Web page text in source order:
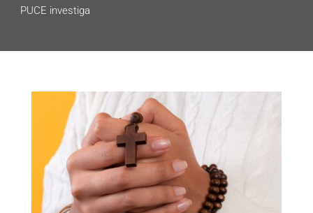
PUCE investiga